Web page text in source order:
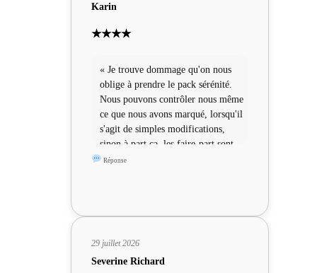
Karin
★★★★
« Je trouve dommage qu'on nous
oblige à prendre le pack sérénité.
Nous pouvons contrôler nous même
ce que nous avons marqué, lorsqu'il
s'agit de simples modifications,
sinon à part ça, les faire-part sont
sympas »
Réponse
29 juillet 2026
Severine Richard